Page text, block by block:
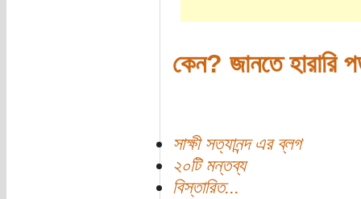
কেন? জানতে হারারি
সাক্ষী সত্যানন্দ এর ব্লগ
২০টি মন্তব্য
বিস্তারিত...